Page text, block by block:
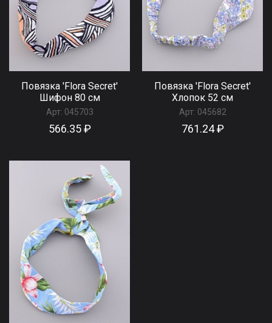
Повязка 'Flora Secret'
Шифон 80 см
Арт: 045703
566.35 ₽
Повязка 'Flora Secret'
Хлопок 52 см
Арт: 045682
761.24 ₽